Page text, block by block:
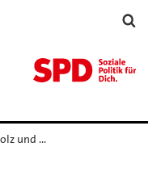
und …